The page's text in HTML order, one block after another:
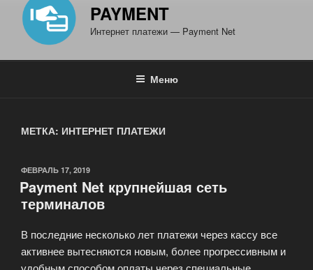
PAYMENT
Интернет платежи — Payment Net
Меню
МЕТКА: ИНТЕРНЕТ ПЛАТЕЖИ
ОПУБЛИКОВАНО
ФЕВРАЛЬ 17, 2019
Payment Net крупнейшая сеть
терминалов
В последние несколько лет платежи через кассу все
активнее вытесняются новым, более прогрессивным и